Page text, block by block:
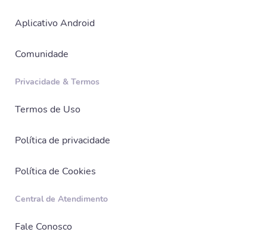
Aplicativo Android
Comunidade
Privacidade & Termos
Termos de Uso
Política de privacidade
Política de Cookies
Central de Atendimento
Fale Conosco